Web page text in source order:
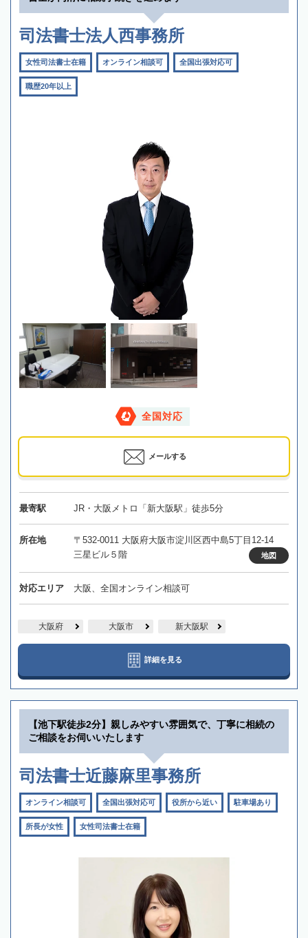
司法書士法人西事務所
女性司法書士在籍 オンライン相談可 全国出張対応可
職歴20年以上
全国対応
メールする
最寄駅 JR・大阪メトロ「新大阪駅」徒歩5分
所在地
〒532-0011 大阪府大阪市淀川区西中島5丁目12-14
三星ビル５階
地図
対応エリア 大阪、全国オンライン相談可
大阪府 大阪市 新大阪駅
詳細を見る
【池下駅徒歩2分】親しみやすい雰囲気で、丁寧に相続の
ご相談をお伺いいたします
司法書士近藤麻里事務所
オンライン相談可 全国出張対応可 役所から近い 駐車場あり
所長が女性 女性司法書士在籍